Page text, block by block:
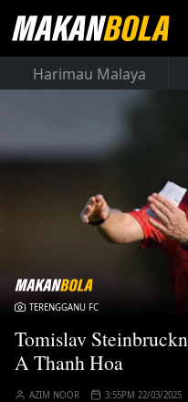
Harimau Malaya
TERENGGANU FC
Tomislav
A Thanh Hoa
AZIM NOOR 3:55PM 22/03/2025